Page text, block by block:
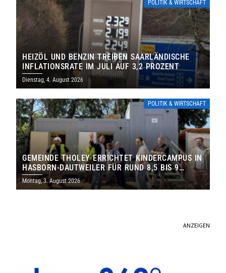
POLITIK & WIRTSCHAFT
HEIZÖL UND BENZIN TREIBEN SAARLÄNDISCHE
INFLATIONSRATE IM JULI AUF 3,2 PROZENT
Dienstag, 4. August 2026
POLITIK & WIRTSCHAFT
GEMEINDE THOLEY ERRICHTET KINDERCAMPUS IN
HASBORN-DAUTWEILER FÜR RUND 8,5 BIS 9
MILLIONEN EURO
Montag, 3. August 2026
ANZEIGEN